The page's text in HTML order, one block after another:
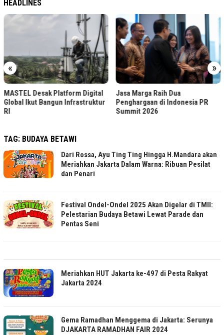
HEADLINES
« »
MASTEL Desak Platform Digital
Global Ikut Bangun Infrastruktur
RI
Jasa Marga Raih Dua
Penghargaan di Indonesia PR
Summit 2026
TAG: BUDAYA BETAWI
Dari Rossa, Ayu Ting Ting Hingga H.Mandara akan
Meriahkan Jakarta Dalam Warna: Ribuan Pesilat
dan Penari
Festival Ondel-Ondel 2025 Akan Digelar di TMII:
Pelestarian Budaya Betawi Lewat Parade dan
Pentas Seni
Meriahkan HUT Jakarta ke-497 di Pesta Rakyat
Jakarta 2024
Gema Ramadhan Menggema di Jakarta: Serunya
DJAKARTA RAMADHAN FAIR 2024